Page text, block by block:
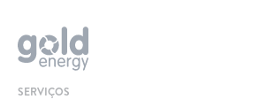
SERVIÇOS